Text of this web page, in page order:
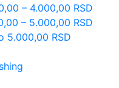
– 4.000,00 RSD
– 5.000,00 RSD
5.000,00 RSD